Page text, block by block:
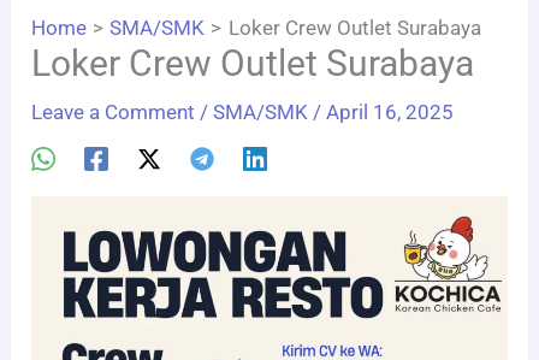
Home SMA/SMK Loker Crew Outlet Surabaya
Loker Crew Outlet Surabaya
Leave a Comment /SMA/SMK /April 16, 2025